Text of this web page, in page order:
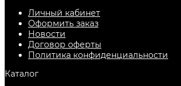
Личный кабинет
Оформить заказ
Новости
Договор оферты
Политика конфиденциальности
Каталог